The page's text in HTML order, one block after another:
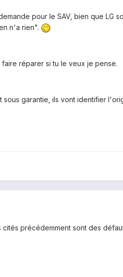
pour le SAV, bien que LG
n'a rien".
réparer si tu le veux je pense.
garantie, ils vont identifier
précédemment sont des